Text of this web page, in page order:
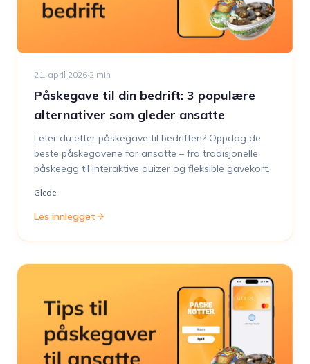
21. april 2026·2 min
Påskegave til din bedrift: 3 populære
alternativer som gleder ansatte
Leter du etter påskegave til bedriften? Oppdag de
beste påskegavene for ansatte – fra tradisjonelle
påskeegg til interaktive quizer og fleksible gavekort.
Glede
Les innlegget